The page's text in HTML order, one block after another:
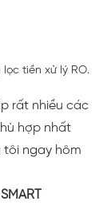
tiền xử lý RO.
rất nhiều các
hợp nhất
tôi ngay hôm